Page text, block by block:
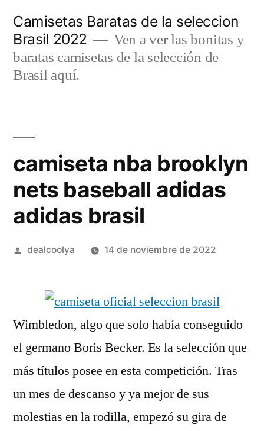
contenido
Camisetas Baratas de la seleccion
Brasil 2022
Ven a ver las bonitas y
baratas camisetas de la selección de
Brasil aquí.
camiseta nba brooklyn
nets baseball adidas
adidas brasil
Publicado
dealcoolya 14 de noviembre de 2022
Wimbledon, algo que solo había conseguido
el germano Boris Becker. Es la selección que
más títulos posee en esta competición. Tras
un mes de descanso y ya mejor de sus
molestias en la rodilla, empezó su gira de